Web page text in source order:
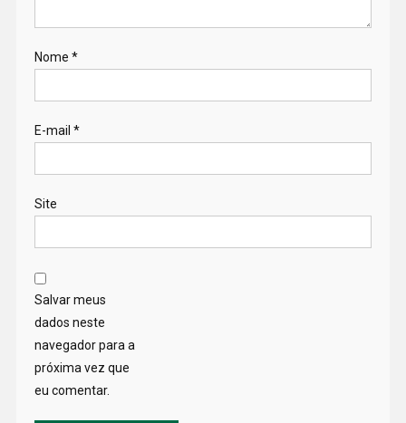
Nome *
E-mail *
Site
Salvar meus
dados neste
navegador para a
próxima vez que
eu comentar.